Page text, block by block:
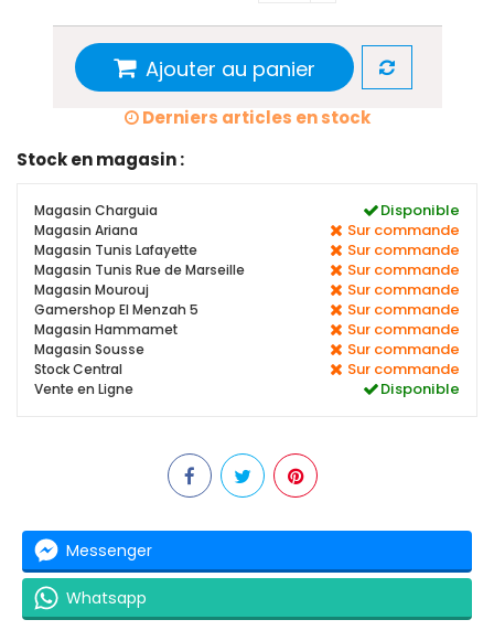
Ajouter au panier
Derniers articles en stock
Stock en magasin :
Magasin Charguia Disponible
Magasin Ariana Sur commande
Magasin Tunis Lafayette Sur commande
Magasin Tunis Rue de Marseille Sur commande
Magasin Mourouj Sur commande
Gamershop El Menzah 5 Sur commande
Magasin Hammamet Sur commande
Magasin Sousse Sur commande
Stock Central Sur commande
Vente en Ligne Disponible
Messenger
Whatsapp